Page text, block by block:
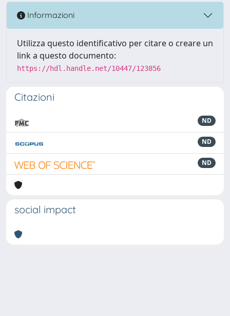
Informazioni
Utilizza questo identificativo per citare o creare un
link a questo documento:
https://hdl.handle.net/10447/123856
Citazioni
ND
ND
ND
social impact